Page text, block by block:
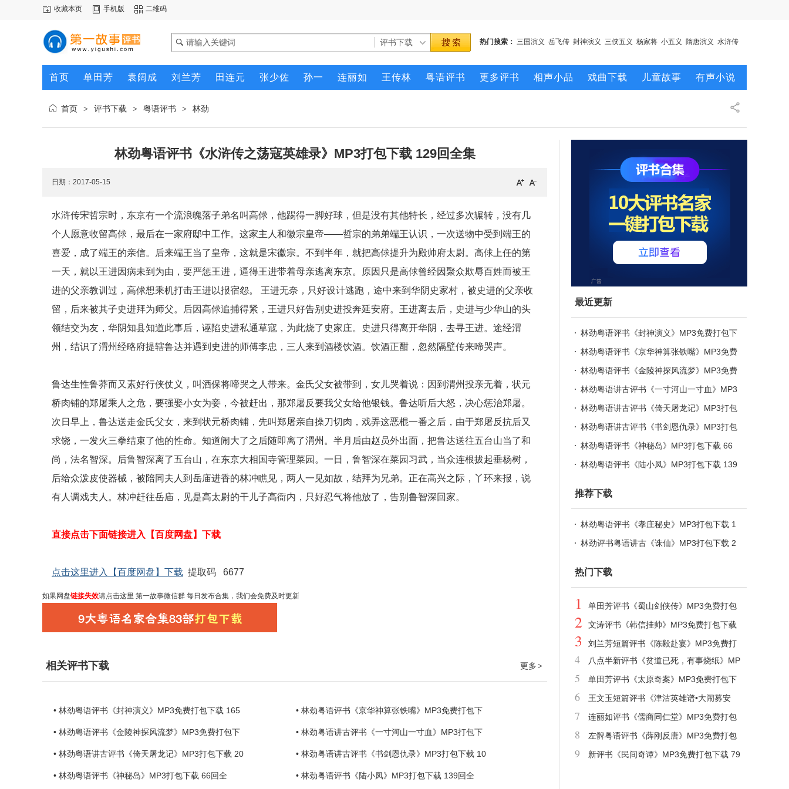
收藏本页 手机版 二维码
热门搜索： 三国演义 岳飞传 封神演义 三侠五义 杨家将 小五义 隋唐演义 水浒传
首页 单田芳 袁阔成 刘兰芳 田连元 张少佐 孙一 连丽如 王传林 粤语评书 更多评书 相声小品 戏曲下载 儿童故事 有声小说
首页 > 评书下载 > 粤语评书 > 林劲
林劲粤语评书《水浒传之荡寇英雄录》MP3打包下载 129回全集
日期：2017-05-15
水浒传宋哲宗时，东京有一个流浪魄落子弟名叫高俅，他踢得一脚好球，但是没有其他特长，经过多次辗转，没有几
个人愿意收留高俅，最后在一家府邸中工作。这家主人和徽宗皇帝——哲宗的弟弟端王认识，一次送物中受到端王的
喜爱，成了端王的亲信。后来端王当了皇帝，这就是宋徽宗。不到半年，就把高俅提升为殿帅府太尉。高俅上任的第
一天，就以王进因病未到为由，要严惩王进，逼得王进带着母亲逃离东京。原因只是高俅曾经因聚众欺辱百姓而被王
进的父亲教训过，高俅想乘机打击王进以报宿怨。 王进无奈，只好设计逃跑，途中来到华阴史家村，被史进的父亲收
留，后来被其子史进拜为师父。后因高俅追捕得紧，王进只好告别史进投奔延安府。王进离去后，史进与少华山的头
领结交为友，华阴知县知道此事后，诬陷史进私通草寇，为此烧了史家庄。史进只得离开华阴，去寻王进。途经渭
州，结识了渭州经略府提辖鲁达并遇到史进的师傅李忠，三人来到酒楼饮酒。饮酒正酣，忽然隔壁传来啼哭声。
鲁达生性鲁莽而又素好行侠仗义，叫酒保将啼哭之人带来。金氏父女被带到，女儿哭着说：因到渭州投亲无着，状元
桥肉铺的郑屠乘人之危，要强娶小女为妾，今被赶出，那郑屠反要我父女给他银钱。鲁达听后大怒，决心惩治郑屠。
次日早上，鲁达送走金氏父女，来到状元桥肉铺，先叫郑屠亲自操刀切肉，戏弄这恶棍一番之后，由于郑屠反抗后又
求饶，一发火三拳结束了他的性命。知道闹大了之后随即离了渭州。半月后由赵员外出面，把鲁达送往五台山当了和
尚，法名智深。后鲁智深离了五台山，在东京大相国寺管理菜园。一日，鲁智深在菜园习武，当众连根拔起垂杨树，
后给众泼皮使器械，被陪同夫人到岳庙进香的林冲瞧见，两人一见如故，结拜为兄弟。正在高兴之际，丫环来报，说
有人调戏夫人。林冲赶往岳庙，见是高太尉的干儿子高衙内，只好忍气将他放了，告别鲁智深回家。
直接点击下面链接进入【百度网盘】下载
点击这里进入【百度网盘】下载 提取码 6677
如果网盘链接失效请点击这里 第一故事微信群 每日发布合集 ，我们会免费及时更新
更多 >
相关评书下载
• 林劲粤语评书《封神演义》MP3免费打包下载 165 • 林劲粤语评书《京华神算张铁嘴》MP3免费打包下
• 林劲粤语评书《金陵神探风流梦》MP3免费打包下 • 林劲粤语讲古评书《一寸河山一寸血》MP3打包下
• 林劲粤语讲古评书《倚天屠龙记》MP3打包下载 20 • 林劲粤语讲古评书《书剑恩仇录》MP3打包下载 10
• 林劲粤语评书《神秘岛》MP3打包下载 66回全 • 林劲粤语评书《陆小凤》MP3打包下载 139回全
最近更新
林劲粤语评书《封神演义》MP3免费打包下
载 165回
林劲粤语评书《京华神算张铁嘴》MP3免费
打包下载 79回全
林劲粤语评书《金陵神探风流梦》MP3免费
打包下载 38回全
林劲粤语讲古评书《一寸河山一寸血》MP3
打包下载 160回全
林劲粤语讲古评书《倚天屠龙记》MP3打包
下载 201回全
林劲粤语讲古评书《书剑恩仇录》MP3打包
下载 103回全
林劲粤语评书《神秘岛》MP3打包下载 66
回全
林劲粤语评书《陆小凤》MP3打包下载 139
推荐下载
林劲粤语评书《孝庄秘史》MP3打包下载 1
07回全集
林劲评书粤语讲古《诛仙》MP3打包下载 2
热门下载
1
单田芳评书《蜀山剑侠传》MP3免费打包
下载 AI单田芳声音重现 1033回
2
文涛评书《韩信挂帅》MP3免费打包下载
26回
3
刘兰芳短篇评书《陈毅赴宴》MP3免费打
包下载
4
八点半新评书《贫道已死，有事烧纸》MP
3免费打包下载 475回
5
单田芳评书《太原奇案》MP3免费打包下
载 6回
6
王文玉短篇评书《津沽英雄谱•大闹募安
寺》MP3免费打包下载
7
连丽如评书《儒商同仁堂》MP3免费打包
下载 95回
8
左髀粤语评书《薛刚反唐》MP3免费打包
下载 100回
9
新评书《民间奇谭》MP3免费打包下载 79